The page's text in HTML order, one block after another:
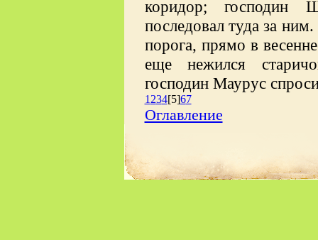
коридор; господин
последовал туда за
порога, прямо в
еще нежился
господин Маурус
1234[5]67
Оглавление